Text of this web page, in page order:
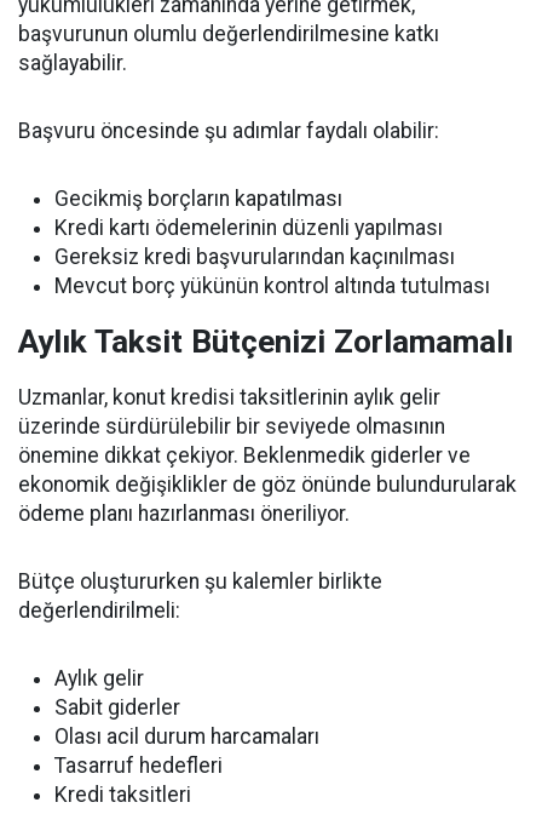
yükümlülükleri zamanında yerine getirmek,
başvurunun olumlu değerlendirilmesine katkı
sağlayabilir.
Başvuru öncesinde şu adımlar faydalı olabilir:
Gecikmiş borçların kapatılması
Kredi kartı ödemelerinin düzenli yapılması
Gereksiz kredi başvurularından kaçınılması
Mevcut borç yükünün kontrol altında tutulması
Aylık Taksit Bütçenizi Zorlamamalı
Uzmanlar, konut kredisi taksitlerinin aylık gelir
üzerinde sürdürülebilir bir seviyede olmasının
önemine dikkat çekiyor. Beklenmedik giderler ve
ekonomik değişiklikler de göz önünde bulundurularak
ödeme planı hazırlanması öneriliyor.
Bütçe oluştururken şu kalemler birlikte
değerlendirilmeli:
Aylık gelir
Sabit giderler
Olası acil durum harcamaları
Tasarruf hedefleri
Kredi taksitleri